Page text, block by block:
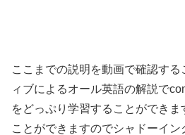
ここまでの説明を動画で確認す
ィブによるオール英語の解説で
をどっぷり学習することができ
ことができますのでシャドーイ